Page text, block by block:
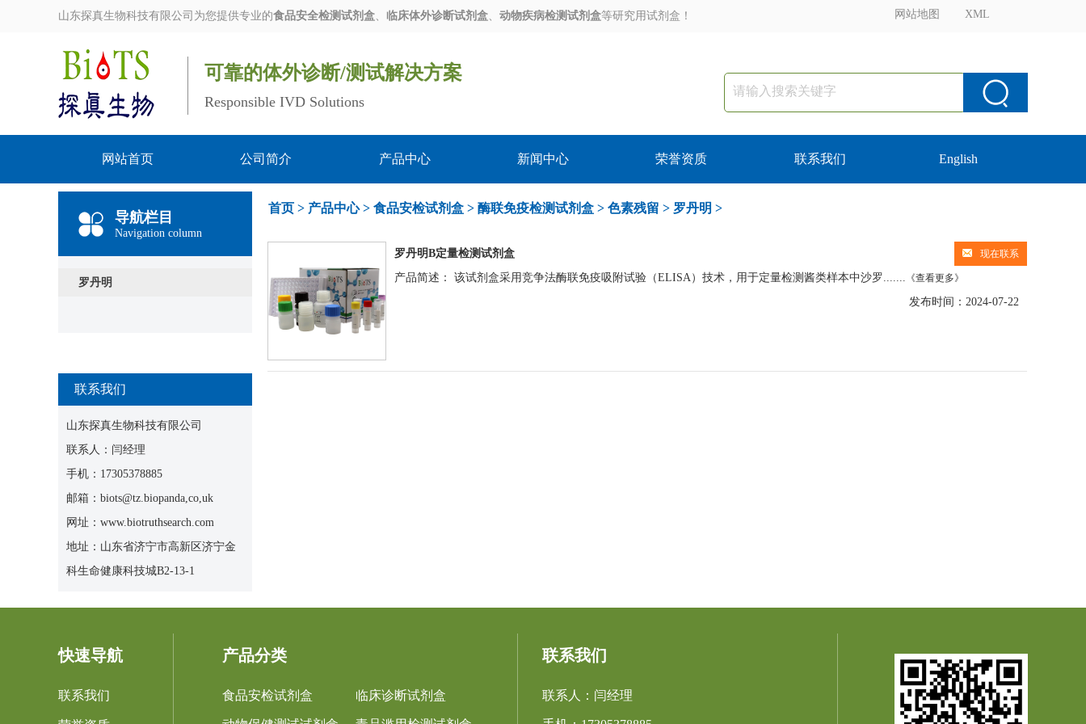
山东探真生物科技有限公司为您提供专业的食品安全检测试剂盒、 临床体外诊断试剂盒、 动物疾病检测试剂盒等研究用试剂盒！ XML
网站地图
可靠的体外诊断/测试解决方案
Responsible IVD Solutions
网站首页 公司简介 产品中心 新闻中心 荣誉资质 联系我们 English
导航栏目
Navigation column
罗丹明
联系我们
山东探真生物科技有限公司
联系人：闫经理
手机：17305378885
邮箱：biots@tz.biopanda,co,uk
网址：www.biotruthsearch.com
地址：山东省济宁市高新区济宁金
科生命健康科技城B2-13-1
首页 > 产品中心> 食品安检试剂盒 > 酶联免疫检测试剂盒 > 色素残留 > 罗丹明 >
现在联系
罗丹明B定量检测试剂盒
产品简述： 该试剂盒采用竞争法酶联免疫吸附试验（ELISA）技术，用于定量检测酱类样本中沙罗....... 《查看更多》
发布时间：2024-07-22
快速导航
联系我们
产品分类
食品安检试剂盒 临床诊断试剂盒
联系我们
联系人：闫经理